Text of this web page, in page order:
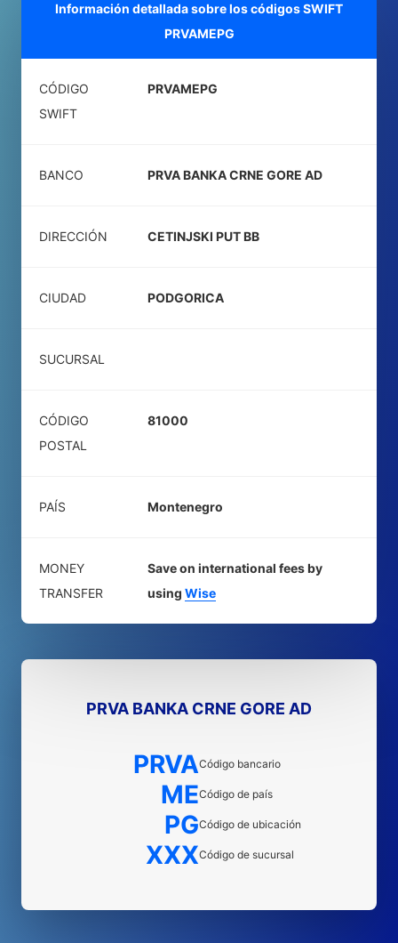
Información detallada sobre los códigos SWIFT
PRVAMEPG
CÓDIGO
SWIFT
PRVAMEPG
BANCO PRVA BANKA CRNE GORE AD
DIRECCIÓN CETINJSKI PUT BB
CIUDAD PODGORICA
SUCURSAL
CÓDIGO
POSTAL
81000
PAÍS Montenegro
MONEY
TRANSFER
Save on international fees by
using Wise
PRVA BANKA CRNE GORE AD
PRVACódigo bancario
MECódigo de país
PGCódigo de ubicación
XXXCódigo de sucursal